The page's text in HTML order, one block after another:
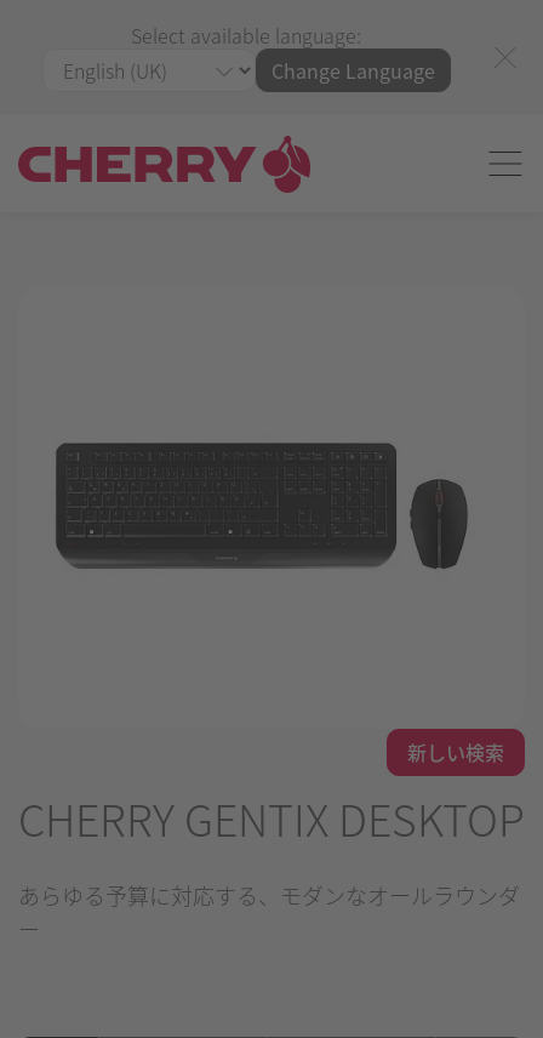
Select available language:
Change Language
新しい検索
CHERRY GENTIX DESKTOP
あらゆる予算に対応する、モダンなオールラウンダ
ー